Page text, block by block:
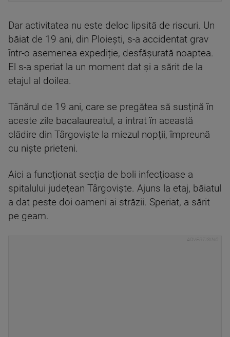
Dar activitatea nu este deloc lipsită de riscuri. Un
băiat de 19 ani, din Ploiești, s-a accidentat grav
într-o asemenea expediție, desfășurată noaptea.
El s-a speriat la un moment dat și a sărit de la
etajul al doilea.
Tânărul de 19 ani, care se pregătea să susțină în
aceste zile bacalaureatul, a intrat în această
clădire din Târgoviște la miezul nopții, împreună
cu niște prieteni.
Aici a funcționat secția de boli infecțioase a
spitalului județean Târgoviște. Ajuns la etaj, băiatul
a dat peste doi oameni ai străzii. Speriat, a sărit
pe geam.